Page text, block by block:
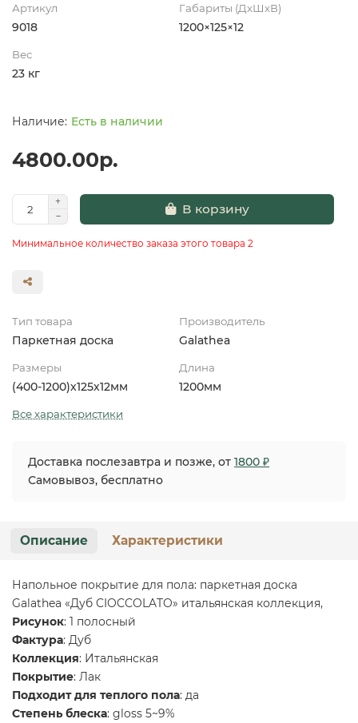
Артикул
9018
Габариты (ДхШхВ)
1200×125×12
Вес
23 кг
Есть в наличии
4800.00р.
В корзину
Минимальное количество заказа этого товара 2
Тип товара
Паркетная доска
Производитель
Galathea
Размеры
(400-1200)х125х12мм
Длина
1200мм
Все характеристики
Доставка послезавтра и позже, от 1800 ₽
Самовывоз, бесплатно
Описание Характеристики
Напольное покрытие для пола: паркетная доска
Galathea «Дуб CIOCCOLATO» итальянская коллекция,
Рисунок: 1 полосный
Фактура: Дуб
Коллекция: Итальянская
Покрытие: Лак
Подходит для теплого пола: да
Степень блеска: gloss 5~9%